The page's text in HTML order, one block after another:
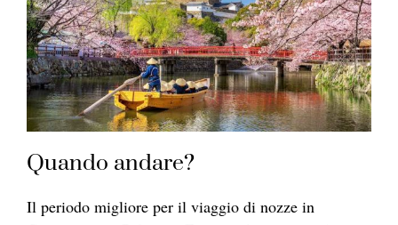
Quando andare?
Il periodo migliore per il viaggio di nozze in